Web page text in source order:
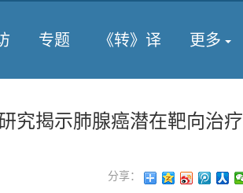
专题 《转》译 更多
究揭示肺腺癌潜在靶向治疗
分享：